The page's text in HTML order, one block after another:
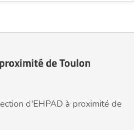
de Toulon
d'EHPAD à proximité de